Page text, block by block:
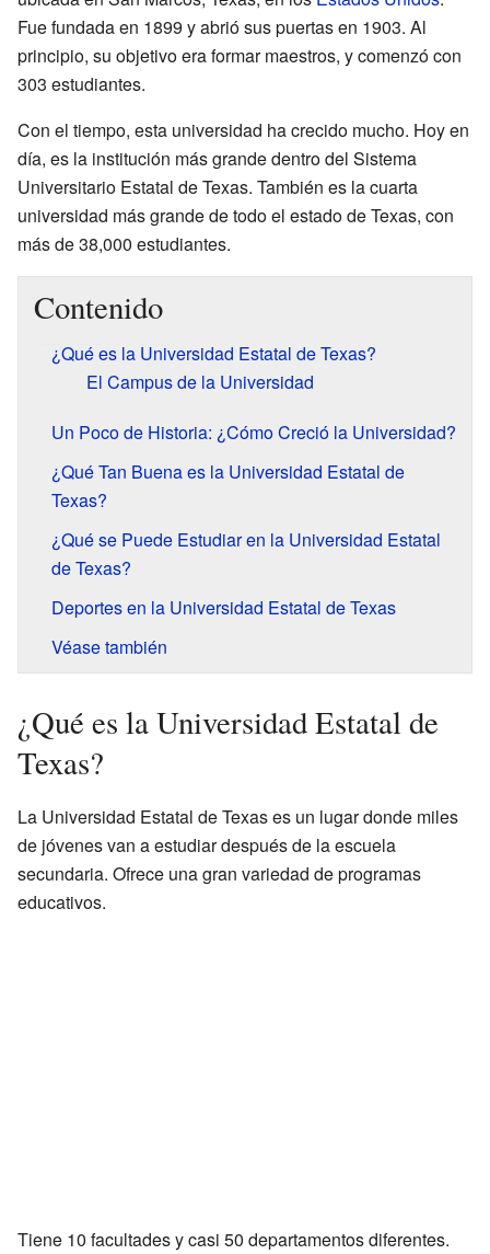
Fue fundada en 1899 y abrió sus puertas en 1903. Al
principio, su objetivo era formar maestros, y comenzó con
303 estudiantes.
Con el tiempo, esta universidad ha crecido mucho. Hoy en
día, es la institución más grande dentro del Sistema
Universitario Estatal de Texas. También es la cuarta
universidad más grande de todo el estado de Texas, con
más de 38,000 estudiantes.
Contenido
¿Qué es la Universidad Estatal de Texas?
El Campus de la Universidad
Un Poco de Historia: ¿Cómo Creció la Universidad?
¿Qué Tan Buena es la Universidad Estatal de
Texas?
¿Qué se Puede Estudiar en la Universidad Estatal
de Texas?
Deportes en la Universidad Estatal de Texas
Véase también
¿Qué es la Universidad Estatal de
Texas?
La Universidad Estatal de Texas es un lugar donde miles
de jóvenes van a estudiar después de la escuela
secundaria. Ofrece una gran variedad de programas
educativos.
Tiene 10 facultades y casi 50 departamentos diferentes.